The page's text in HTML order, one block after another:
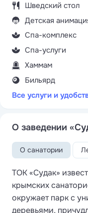
Шведский стол
Детская
Спа-комплекс
Спа-услуги
Хаммам
Бильярд
Все услуги и
О заведении
О санатории
ТОК «Судак»
крымских
окружает парк с
деревьями,